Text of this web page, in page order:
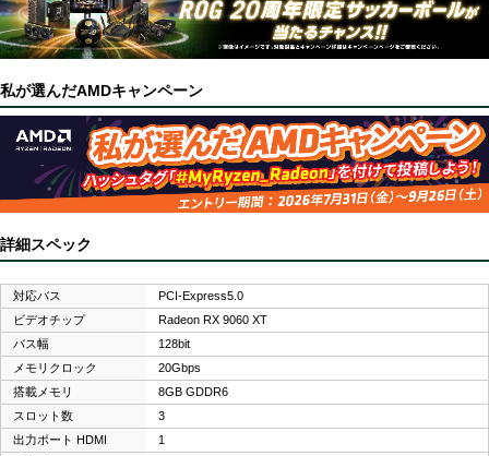
私が選んだAMDキャンペーン
詳細スペック
対応バス
PCI-Express5.0
ビデオチップ
Radeon RX 9060 XT
バス幅
128bit
メモリクロック
20Gbps
搭載メモリ
8GB GDDR6
スロット数
3
出力ポート HDMI
1